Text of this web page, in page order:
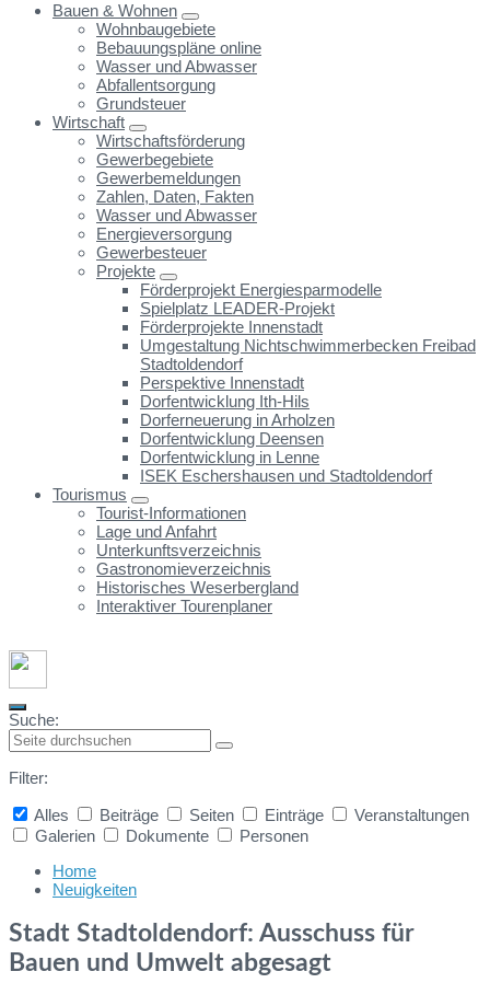
Bauen & Wohnen
Wohnbaugebiete
Bebauungspläne online
Wasser und Abwasser
Abfallentsorgung
Grundsteuer
Wirtschaft
Wirtschaftsförderung
Gewerbegebiete
Gewerbemeldungen
Zahlen, Daten, Fakten
Wasser und Abwasser
Energieversorgung
Gewerbesteuer
Projekte
Förderprojekt Energiesparmodelle
Spielplatz LEADER-Projekt
Förderprojekte Innenstadt
Umgestaltung Nichtschwimmerbecken Freibad
Stadtoldendorf
Perspektive Innenstadt
Dorfentwicklung Ith-Hils
Dorferneuerung in Arholzen
Dorfentwicklung Deensen
Dorfentwicklung in Lenne
ISEK Eschershausen und Stadtoldendorf
Tourismus
Tourist-Informationen
Lage und Anfahrt
Unterkunftsverzeichnis
Gastronomieverzeichnis
Historisches Weserbergland
Interaktiver Tourenplaner
Suche:
Filter:
Alles
Beiträge Seiten Einträge
Veranstaltungen
Galerien
Dokumente Personen
search
Home
Neuigkeiten
Stadt Stadtoldendorf: Ausschuss für
Bauen und Umwelt abgesagt